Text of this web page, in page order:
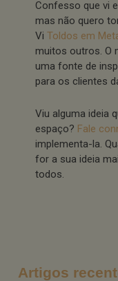
Confesso que vi
mas não quero
Vi Toldos em
muitos outros. O
uma fonte de
para os clientes
Viu alguma ideia
espaço? Fale
implementa-la.
for a sua ideia
todos.
Artigos